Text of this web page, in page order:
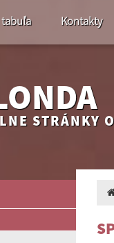
tabuľa Kontakty
STRÁNKY